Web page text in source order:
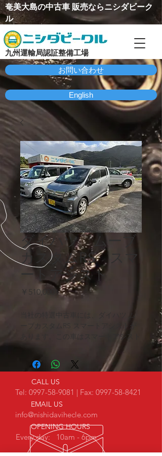
九州運輸局認証整備工場
お問い合わせ
​奄美大島の中古車 販売ならニシダビーク
ル
English
ダイハツ ムーブ
カスタムRS スマ
ートアシスト
￥510,000
価
当社の特選中古車には、ダイハツ ム
あります。この車はスマートアシスト
付きで安心の装備が充実しており、オ
ートエアコンなどの快適な機能も備わ
っています。さらに、走行距離は
94700㎞で、信頼性の高いパフォーマ
ンスを提供します。この車は高品質な
中古車をお探しの方に最適な選択肢で
す。是非、ご検討ください。
CALL US
Tel: 0997-58-9081 | Fax: 0997-58-8421
EMAIL US
info@nishidavihecle.com
OPENING HOURS
Every day: 10am - 6pm